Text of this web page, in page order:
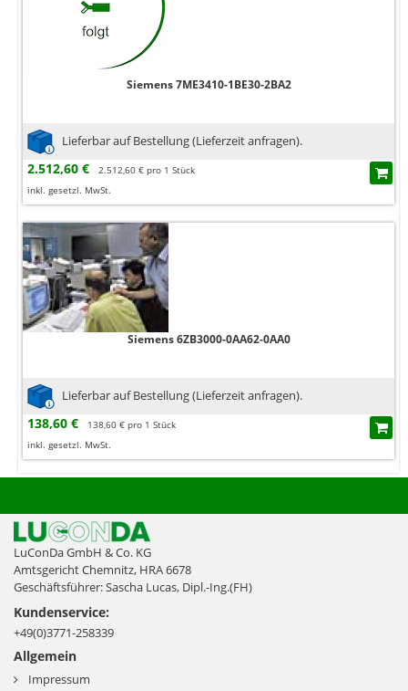
Siemens 7ME3410-1BE30-2BA2
Lieferbar auf Bestellung (Lieferzeit anfragen).
2.512,60 €
2.512,60 € pro 1 Stück
inkl. gesetzl. MwSt.
Siemens 6ZB3000-0AA62-0AA0
Lieferbar auf Bestellung (Lieferzeit anfragen).
138,60 €
138,60 € pro 1 Stück
inkl. gesetzl. MwSt.
LuConDa GmbH & Co. KG
Amtsgericht Chemnitz, HRA 6678
Geschäftsführer: Sascha Lucas, Dipl.-Ing.(FH)
Kundenservice:
+49(0)3771-258339
Allgemein
Impressum